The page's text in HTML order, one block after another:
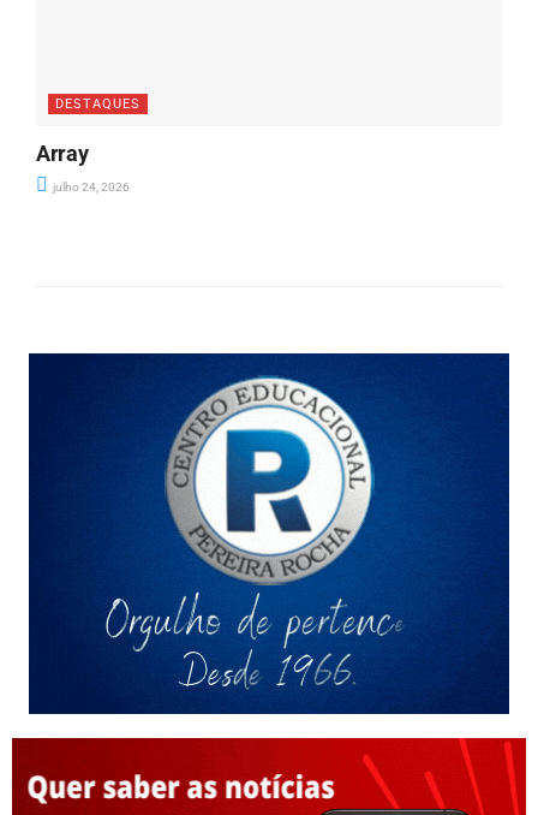
DESTAQUES
Array
julho 24, 2026